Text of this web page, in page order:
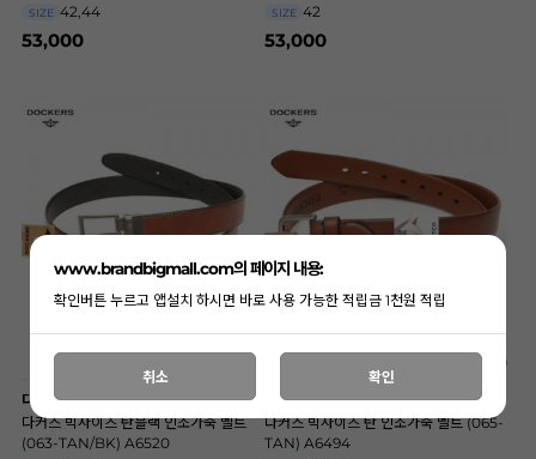
SIZE 42,44
53,000
SIZE 42
53,000
다커스
다커스 빅사이즈 탄블랙 인조가죽 벨트
(063-TAN/BK) A6520
다커스
다커스 빅사이즈 탄 인조가죽 벨트 (065-
TAN) A6494
www.brandbigmall.com의 페이지 내용:
확인버튼 누르고 앱설치 하시면 바로 사용 가능한 적립금 1천원 적립
취소 확인